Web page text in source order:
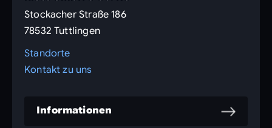
Stockacher Straße 186
78532 Tuttlingen
Standorte
Kontakt zu uns
Informationen